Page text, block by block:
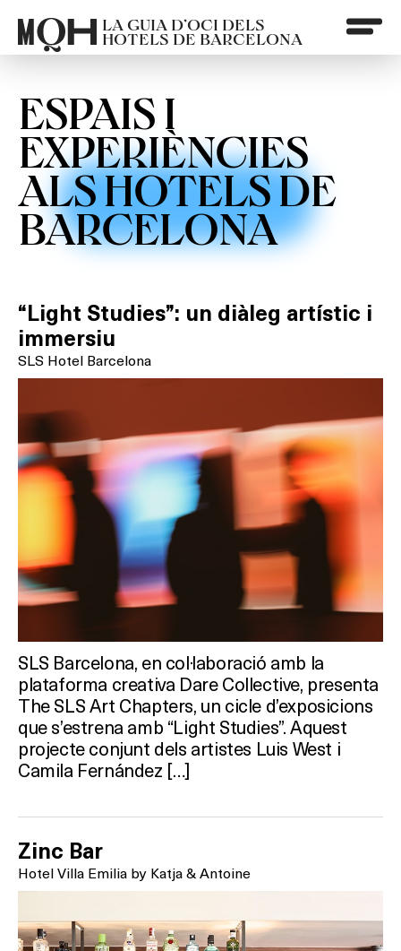
LA GUIA D’OCI DELS
HOTELS DE BARCELONA
ESPAIS I
EXPERIÈNCIES
ALS HOTELS DE
BARCELONA
“Light Studies”: un diàleg artístic i
immersiu
SLS Hotel Barcelona
SLS Barcelona, en col·laboració amb la
plataforma creativa Dare Collective, presenta
The SLS Art Chapters, un cicle d’exposicions
que s’estrena amb “Light Studies”. Aquest
projecte conjunt dels artistes Luis West i
Camila Fernández […]
Zinc Bar
Hotel Villa Emilia by Katja & Antoine